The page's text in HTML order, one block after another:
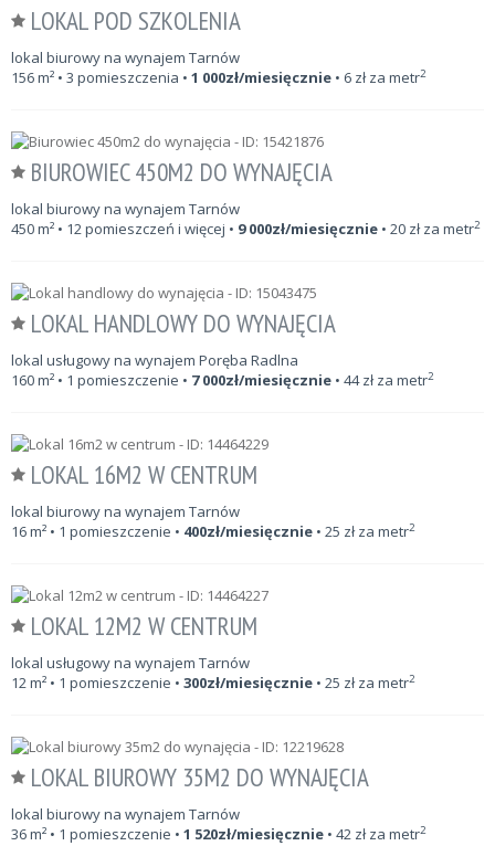
LOKAL POD SZKOLENIA
lokal biurowy na wynajem Tarnów
156m² • 3 pomieszczenia • 1 000zł/miesięcznie • 6 zł za metr2
BIUROWIEC 450M2 DO WYNAJĘCIA
lokal biurowy na wynajem Tarnów
450m² • 12 pomieszczeń i więcej • 9 000zł/miesięcznie • 20 zł za metr2
LOKAL HANDLOWY DO WYNAJĘCIA
lokal usługowy na wynajem Poręba Radlna
160m² • 1 pomieszczenie • 7 000zł/miesięcznie • 44zł za metr2
LOKAL 16M2 W CENTRUM
lokal biurowy na wynajem Tarnów
16m² • 1 pomieszczenie • 400zł/miesięcznie • 25 zł za metr2
LOKAL 12M2 W CENTRUM
lokal usługowy na wynajem Tarnów
12m² • 1 pomieszczenie • 300zł/miesięcznie • 25 zł za metr2
LOKAL BIUROWY 35M2 DO WYNAJĘCIA
lokal biurowy na wynajem Tarnów
36m² • 1 pomieszczenie • 1 520zł/miesięcznie • 42 zł za metr2